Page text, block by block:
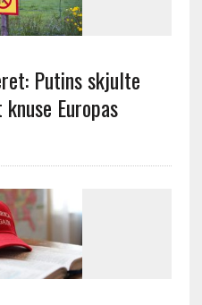
Putins skjulte
Europas